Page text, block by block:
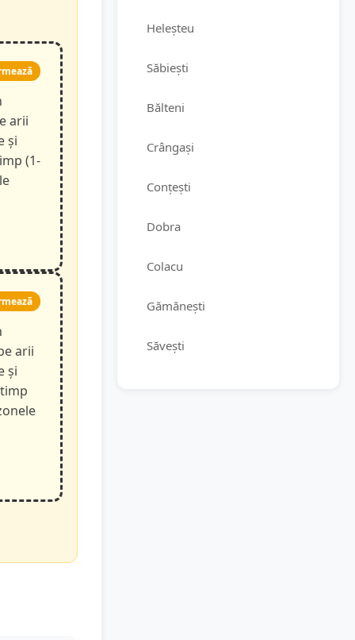
arii
și
(1-
arii
și
Heleșteu
Săbiești
Bălteni
Crângași
Conțești
Dobra
Colacu
Gămănești
Săvești